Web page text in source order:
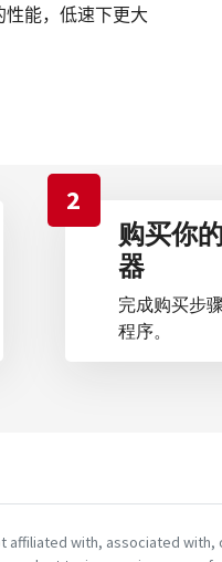
能，低速下更大
2
购买你
器
完成购买步
程序。
affiliated with, associated